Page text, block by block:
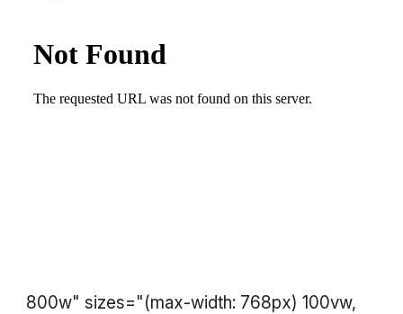
800w" sizes="(max-width: 768px) 100vw,